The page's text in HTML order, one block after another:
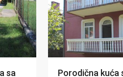
sa
Porodična kuća